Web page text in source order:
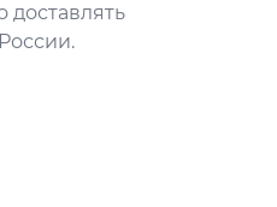
доставлять